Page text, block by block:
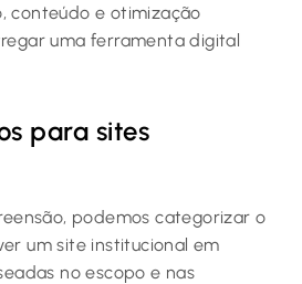
conteúdo e otimização
uma ferramenta digital
para sites
podemos categorizar o
um site institucional em
no escopo e nas